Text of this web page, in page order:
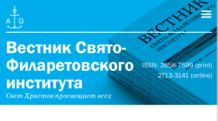
Вестник Свято-
Филаретовского
института
Свет Христов просвещает всех
ISSN: 2658-7599 (print)
2713-3141 (online)